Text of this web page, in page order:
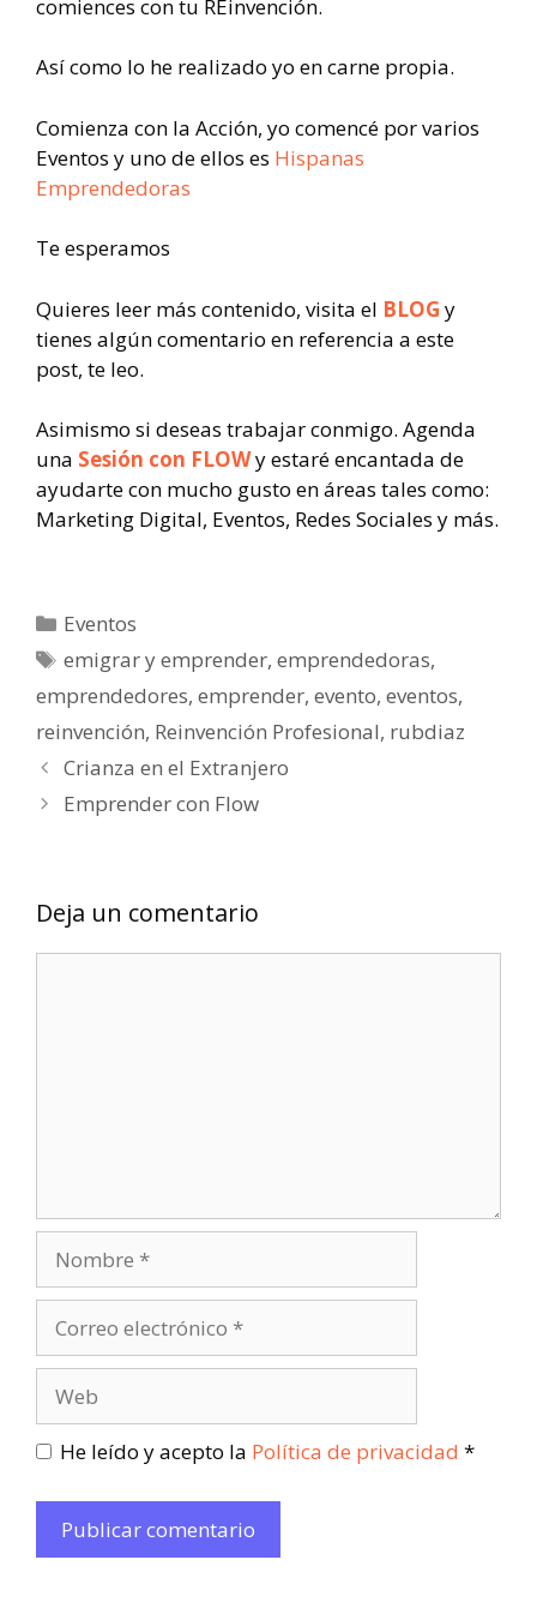
comiences con tu REinvención.
Así como lo he realizado yo en carne propia.
Comienza con la Acción, yo comencé por varios
Eventos y uno de ellos es Hispanas
Emprendedoras
Te esperamos
Quieres leer más contenido, visita el BLOG y
tienes algún comentario en referencia a este
post, te leo.
Asimismo si deseas trabajar conmigo. Agenda
una Sesión con FLOWy estaré encantada de
ayudarte con mucho gusto en áreas tales como:
Marketing Digital, Eventos, Redes Sociales y más.
Eventos
emigrar y emprender,emprendedoras,
emprendedores, emprender, evento, eventos,
reinvención, Reinvención Profesional, rubdiaz
Crianza en el Extranjero
Emprender con Flow
Deja un comentario
He leído y acepto la Política de privacidad *